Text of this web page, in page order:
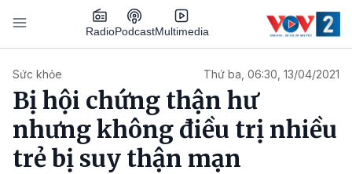
Nhảy đến nội dung
RadioPodcastMultimedia
Sức khỏe Thứ ba, 06:30, 13/04/2021
Bị hội chứng thận hư
nhưng không điều trị nhiều
trẻ bị suy thận mạn